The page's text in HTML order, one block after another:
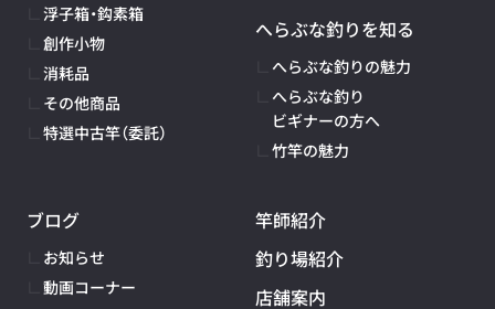
浮子箱・鈎素箱
創作小物
消耗品
その他商品
特選中古竿（委託）
へらぶな釣りを知る
へらぶな釣りの魅力
へらぶな釣り
ビギナーの方へ
竹竿の魅力
ブログ
お知らせ
動画コーナー
竿師紹介
釣り場紹介
店舗案内